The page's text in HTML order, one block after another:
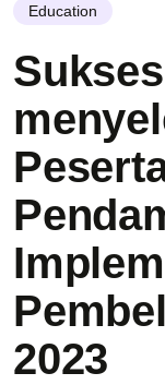
Education
Sukses
2023